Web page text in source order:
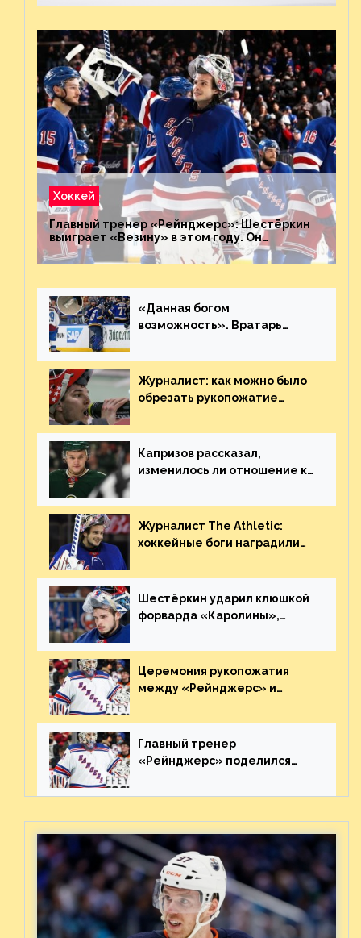
Хоккей
Главный тренер «Рейнджерс»: Шестёркин
выиграет «Везину» в этом году. Он
невероятен
«Данная богом
возможность». Вратарь
броске бутылкой в Кадри
Журналист: как можно было
обрезать рукопожатие
Плохая работа, ESPN
Капризов рассказал,
изменилось ли отношение к
Украине
Журналист The Athletic:
хоккейные боги наградили
великолепную игру
Шестёркин ударил клюшкой
форварда «Каролины»,
пятаке. Видео
Церемония рукопожатия
между «Рейнджерс» и
матча плей-офф. Видео
Главный тренер
«Рейнджерс» поделился
предстоящего финала